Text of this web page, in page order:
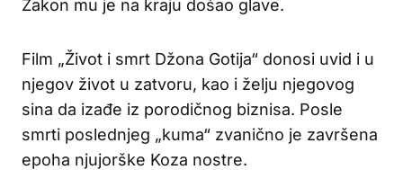
Zakon mu je na kraju došao glave.
Film „Život i smrt Džona Gotija“ donosi uvid i u
njegov život u zatvoru, kao i želju njegovog
sina da izađe iz porodičnog biznisa. Posle
smrti poslednjeg „kuma“ zvanično je završena
epoha njujorške Koza nostre.